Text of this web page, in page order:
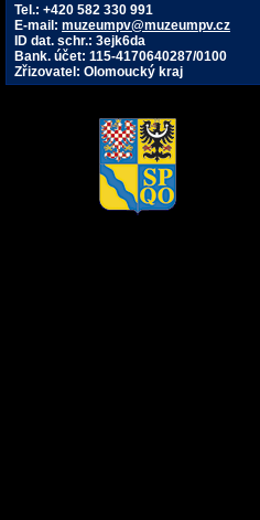
Tel.: +420 582 330 991
E-mail: muzeumpv@muzeumpv.cz
ID dat. schr.: 3ejk6da
Bank. účet: 115-4170640287/0100
Zřizovatel: Olomoucký kraj